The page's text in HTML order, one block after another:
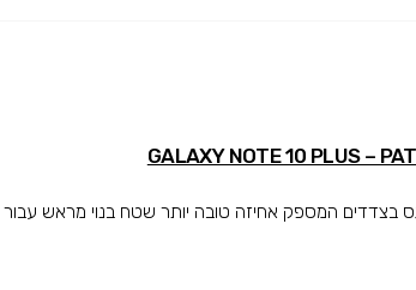
המספק אחיזה טובה יותר שטח בנוי מראש עבור